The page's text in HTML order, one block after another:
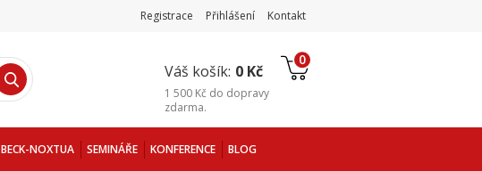
Registrace Přihlášení Kontakt
Váš košík: 0 Kč
0
1 500 Kč do dopravy
zdarma.
BECK-NOXTUA SEMINÁŘE KONFERENCE BLOG